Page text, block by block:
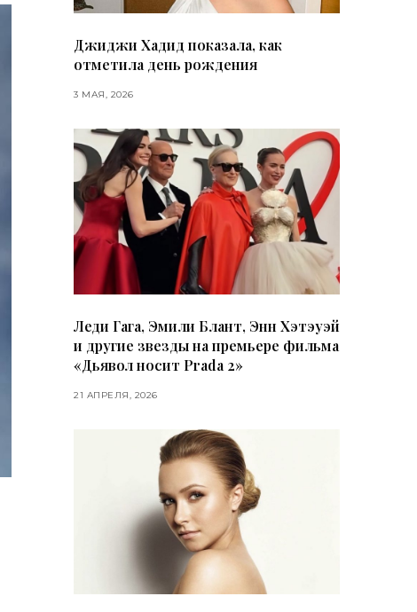
Джиджи Хадид показала, как
отметила день рождения
3 МАЯ, 2026
Леди Гага, Эмили Блант, Энн Хэтэуэй
и другие звезды на премьере фильма
«Дьявол носит Prada 2»
21 АПРЕЛЯ, 2026